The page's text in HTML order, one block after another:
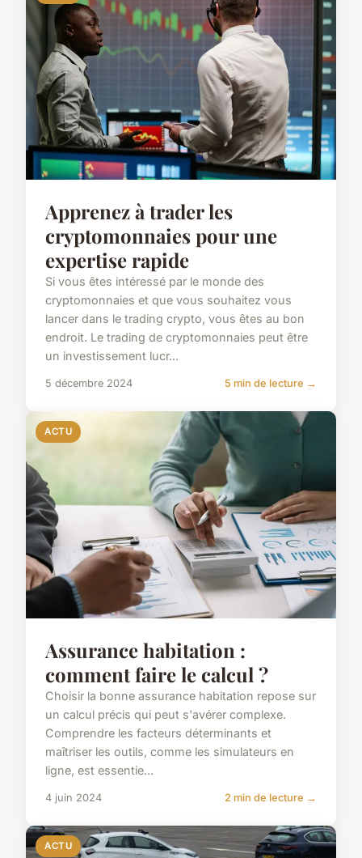
Apprenez à trader les
cryptomonnaies pour une
expertise rapide
Si vous êtes intéressé par le monde des
cryptomonnaies et que vous souhaitez vous
lancer dans le trading crypto, vous êtes au bon
endroit. Le trading de cryptomonnaies peut être
un investissement lucr...
5 décembre 2024 5 min de lecture →
ACTU
Assurance habitation :
comment faire le calcul ?
Choisir la bonne assurance habitation repose sur
un calcul précis qui peut s'avérer complexe.
Comprendre les facteurs déterminants et
maîtriser les outils, comme les simulateurs en
ligne, est essentie...
4 juin 2024 2 min de lecture →
ACTU